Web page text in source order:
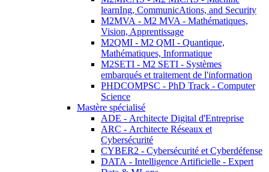
learnIng, CommunicAtions, and Security
M2MVA - M2 MVA - Mathématiques,
Vision, Apprentissage
M2QMI - M2 QMI - Quantique,
Mathématiques, Informatique
M2SETI - M2 SETI - Systèmes
embarqués et traitement de l'information
PHDCOMPSC - PhD Track - Computer
Science
Mastère spécialisé
ADE - Architecte Digital d'Entreprise
ARC - Architecte Réseaux et
Cybersécurité
CYBER2 - Cybersécurité et Cyberdéfense
DATA - Intelligence Artificielle - Expert